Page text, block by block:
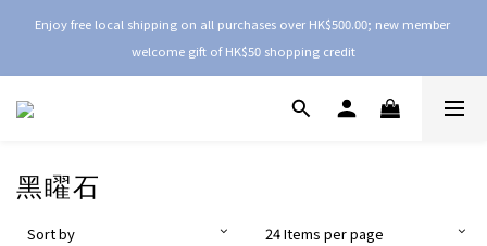
Enjoy free local shipping on all purchases over HK$500.00; new member
welcome gift of HK$50 shopping credit
黑矅石
Sort by 24 Items per page